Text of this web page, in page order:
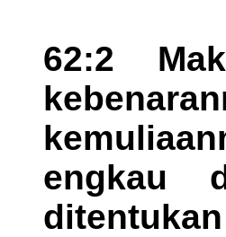
62:2
engkau